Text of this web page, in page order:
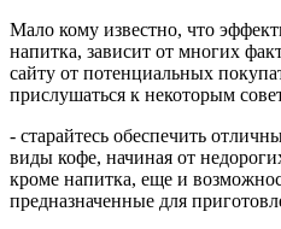
Мало кому известно, что
напитка, зависит от многих
сайту от потенциальных
прислушаться к некоторым
- старайтесь обеспечить
виды кофе, начиная от
кроме напитка, еще и
предназначенные для